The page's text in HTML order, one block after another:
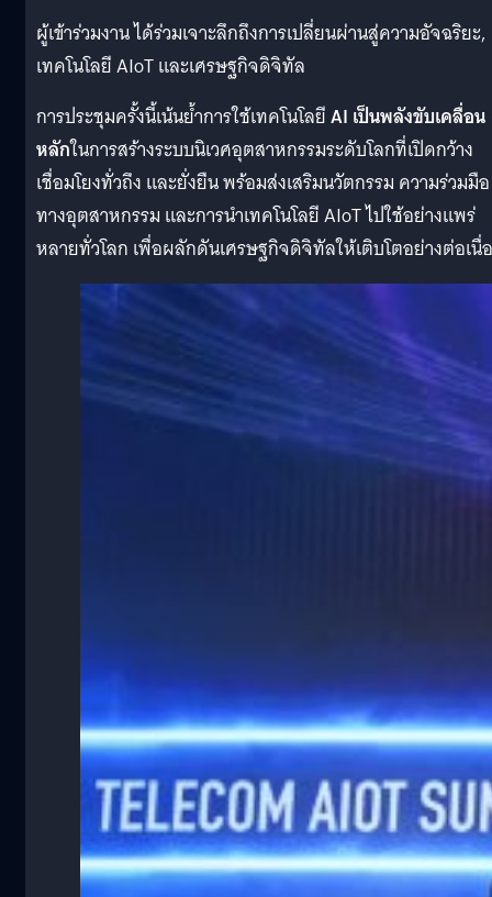
ผู้เข้าร่วมงาน ได้ร่วมเจาะลึกถึงการเปลี่ยนผ่านสู่ความอัจฉริยะ,
เทคโนโลยี AIoT และเศรษฐกิจดิจิทัล
การประชุมครั้งนี้เน้นย้ำการใช้เทคโนโลยีAI เป็นพลังขับเคลื่อน
หลักในการสร้างระบบนิเวศอุตสาหกรรมระดับโลกที่เปิดกว้าง
เชื่อมโยงทั่วถึง และยั่งยืน พร้อมส่งเสริมนวัตกรรม ความร่วมมือ
ทางอุตสาหกรรม และการนำเทคโนโลยี AIoT ไปใช้อย่างแพร่
หลายทั่วโลก เพื่อผลักดันเศรษฐกิจดิจิทัลให้เติบโตอย่างต่อเนื่